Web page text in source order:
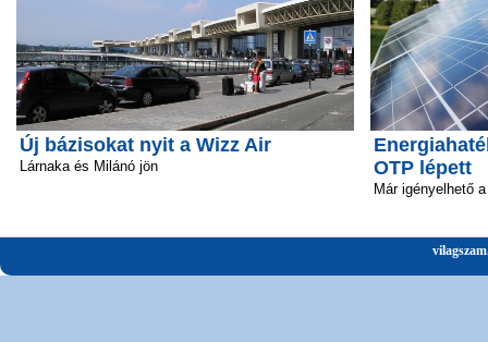
Új bázisokat nyit a Wizz Air
Lárnaka és Milánó jön
OTP lépett
Már igényelhető